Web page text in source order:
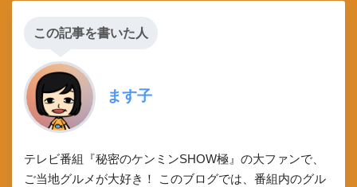
この記事を書いた人
ます子
テレビ番組『秘密のケンミンSHOW極』の大ファンで、
ご当地グルメが大好き！ このブログでは、番組内のグル